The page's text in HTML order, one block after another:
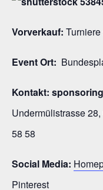
Vorverkauf:
Event Ort:
Kontakt:
Undermülistrasse
58 58
Social Media:
Pinterest